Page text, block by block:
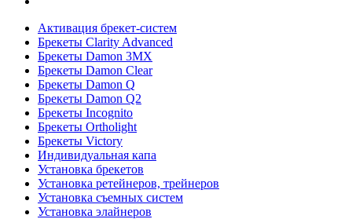
Активация брекет-систем
Брекеты Clarity Advanced
Брекеты Damon 3MX
Брекеты Damon Clear
Брекеты Damon Q
Брекеты Damon Q2
Брекеты Incognito
Брекеты Ortholight
Брекеты Victory
Индивидуальная капа
Установка брекетов
Установка ретейнеров, трейнеров
Установка съемных систем
Установка элайнеров